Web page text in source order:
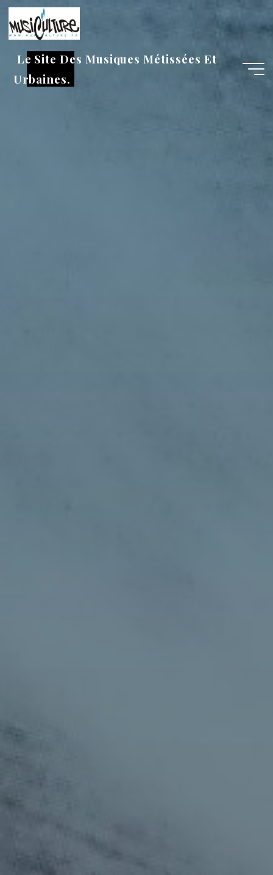
Aller
au
contenu
Le Site Des Musiques Métissées Et
Urbaines.